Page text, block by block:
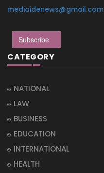
mediaidenews@gmail.com
Subscribe
CATEGORY
NATIONAL
LAW
BUSINESS
EDUCATION
INTERNATIONAL
HEALTH